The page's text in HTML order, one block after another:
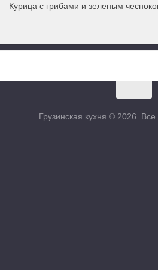
Курица с грибами и зеленым
Грузинская кухня © 2026.